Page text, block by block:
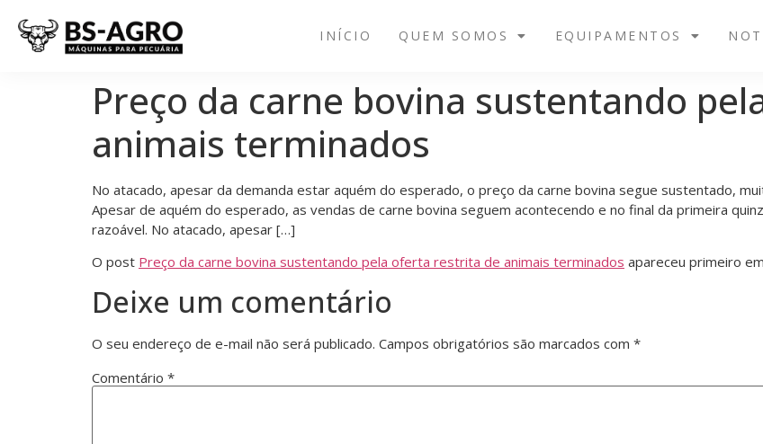
INÍCIO QUEM SOMOS EQUIPAMENTOS
Preço da carne bovina sustentando
animais terminados
No atacado, apesar da demanda estar aquém do esperado, o preço da carne bovina segue sustentado,
Apesar de aquém do esperado, as vendas de carne bovina seguem acontecendo e no final da primeira
razoável. No atacado, apesar […]
O post Preço da carne bovina sustentando pela oferta restrita de animais terminados apareceu primeiro em
Deixe um comentário
O seu endereço de e-mail não será publicado. Campos obrigatórios são marcados com *
Comentário *